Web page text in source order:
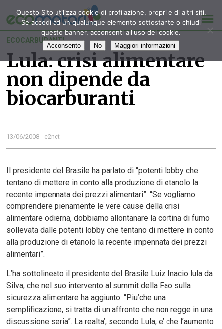
ECOCARBURANTI
Lula: crisi alimentare
non dipende da
biocarburanti
13/06/2008 - e2net
Il presidente del Brasile ha parlato di “potenti lobby che
tentano di mettere in conto alla produzione di etanolo la
recente impennata dei prezzi alimentari”. “Se vogliamo
comprendere pienamente le vere cause della crisi
alimentare odierna, dobbiamo allontanare la cortina di fumo
sollevata dalle potenti lobby che tentano di mettere in conto
alla produzione di etanolo la recente impennata dei prezzi
alimentari”.
L’ha sottolineato il presidente del Brasile Luiz Inacio lula da
Silva, che nel suo intervento al summit della Fao sulla
sicurezza alimentare ha aggiunto: “Piu’che una
semplificazione, si tratta di un affronto che non regge in una
discussione seria”. La realta’, secondo Lula, e’ che l’aumento
Questo Sito utilizza cookie di profilazione, propri e di altri siti.
Se accedi ad un qualunque elemento sottostante o chiudi
questo banner, acconsenti all'uso dei cookie.
Acconsento No Maggiori informazioni